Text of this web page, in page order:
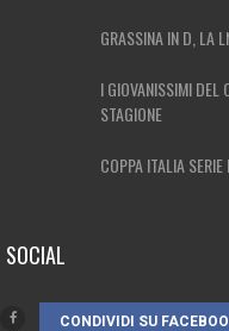
GRASSINA IN D, LA
I GIOVANISSIMI DEL
STAGIONE
COPPA ITALIA
SOCIAL
CONDIVIDI SU